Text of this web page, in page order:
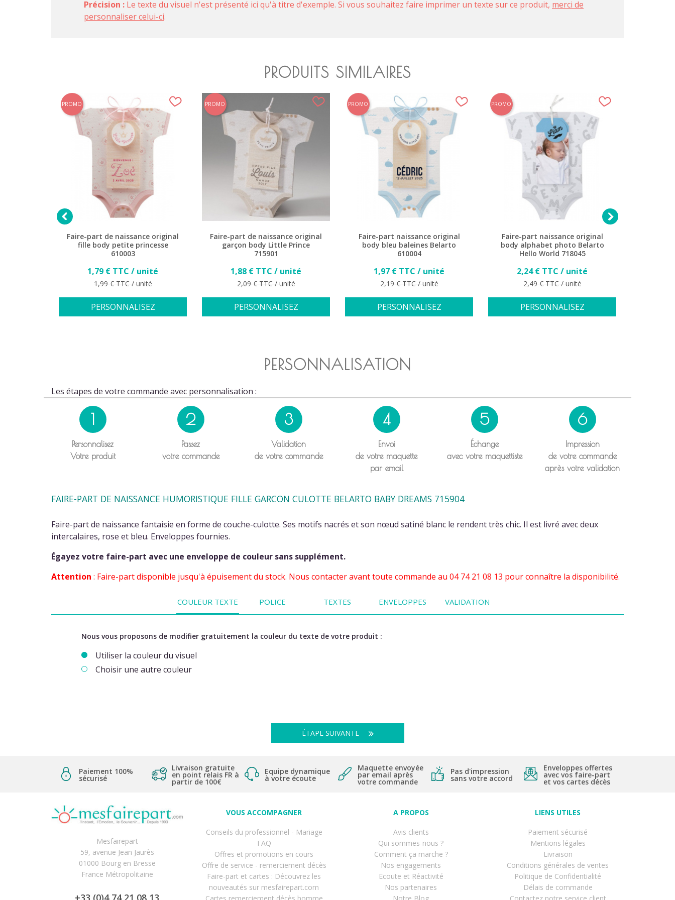
Précision : Le texte du visuel n'est présenté ici qu'à titre d'exemple. Si vous souhaitez faire imprimer un texte sur ce produit, merci de
personnaliser celui-ci.
PRODUITS SIMILAIRES

Faire-part de naissance original
fille body petite princesse
610003
Prix
1,79 € TTC / unité
Prix de base
1,99 € TTC / unité
PERSONNALISEZ
PROMO
Faire-part de naissance original
garçon body Little Prince
715901
Prix
1,88 € TTC / unité
Prix de base
2,09 € TTC / unité
PERSONNALISEZ
PROMO
Faire-part naissance original
body bleu baleines Belarto
610004
Prix
1,97 € TTC / unité
Prix de base
2,19 € TTC / unité
PERSONNALISEZ
PROMO
Faire-part naissance original
body alphabet photo Belarto
Hello World 718045
Prix
2,24 € TTC / unité
Prix de base
2,49 € TTC / unité
PERSONNALISEZ
PROMO

PERSONNALISATION
Les étapes de votre commande avec personnalisation :
1
Personnalisez
Votre produit
2
Passez
votre commande
3
Validation
de votre commande
4
Envoi
de votre maquette
par email
5
Échange
avec votre maquettiste
6
Impression
de votre commande
après votre validation
FAIRE-PART DE NAISSANCE HUMORISTIQUE FILLE GARCON CULOTTE BELARTO BABY DREAMS 715904
Faire-part de naissance fantaisie en forme de couche-culotte. Ses motifs nacrés et son nœud satiné blanc le rendent très chic. Il est livré avec deux
intercalaires, rose et bleu. Enveloppes fournies.
Égayez votre faire-part avec une enveloppe de couleur sans supplément.
Attention : Faire-part disponible jusqu'à épuisement du stock. Nous contacter avant toute commande au 04 74 21 08 13 pour connaître la disponibilité.
COULEUR TEXTE POLICE TEXTES ENVELOPPES VALIDATION
Nous vous proposons de modifier gratuitement la couleur du texte de votre produit :
Utiliser la couleur du visuel
Choisir une autre couleur
ÉTAPE SUIVANTE
Paiement 100%
sécurisé
Livraison gratuite
en point relais FR à
partir de 100€
Equipe dynamique
à votre écoute
Maquette envoyée
par email après
votre commande
Pas d'impression
sans votre accord
Enveloppes offertes
avec vos faire-part
et vos cartes décès
Mesfairepart
59, avenue Jean Jaurès
01000 Bourg en Bresse
France Métropolitaine
+33 (0)4 74 21 08 13
VOUS ACCOMPAGNER
Conseils du professionnel - Mariage
FAQ
Offres et promotions en cours
Offre de service - remerciement décès
Faire-part et cartes : Découvrez les
nouveautés sur mesfairepart.com
Cartes remerciement décès homme
A PROPOS
Avis clients
Qui sommes-nous ?
Comment ça marche ?
Nos engagements
Ecoute et Réactivité
Nos partenaires
Notre Blog
LIENS UTILES
Paiement sécurisé
Mentions légales
Livraison
Conditions générales de ventes
Politique de Confidentialité
Délais de commande
Contactez notre service client